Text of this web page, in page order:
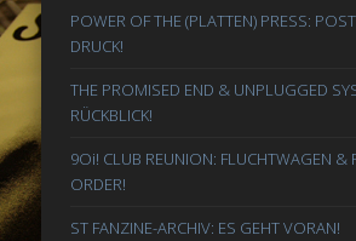
POWER OF THE (PLATTEN) PRESS:
DRUCK!
THE PROMISED END & UNPLUGGED
RÜCKBLICK!
9Oi! CLUB REUNION: FLUCHTWAGEN &
ORDER!
ST FANZINE-ARCHIV: ES GEHT VORAN!